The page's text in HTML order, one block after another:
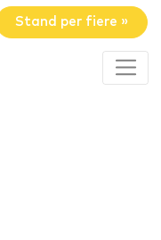
Stand per fiere »